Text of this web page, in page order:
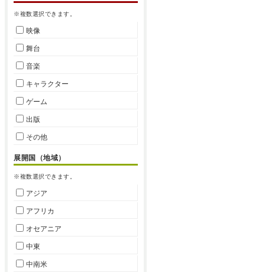
※複数選択できます。
映像
舞台
音楽
キャラクター
ゲーム
出版
その他
展開国（地域）
※複数選択できます。
アジア
アフリカ
オセアニア
中東
中南米